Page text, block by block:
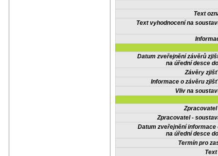
Text
Text vyhodnocení na
Datum zveřejnění závěrů
na úřední desce
Závěry
Informace o závěru
Vliv na
Zpracovatel -
Datum zveřejnění informace
na úřední desce
Termín pro